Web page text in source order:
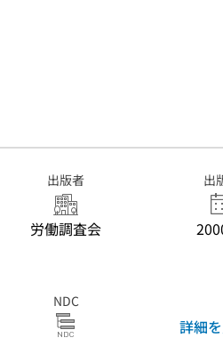
出版者
労働調査会
出
NDC
詳細